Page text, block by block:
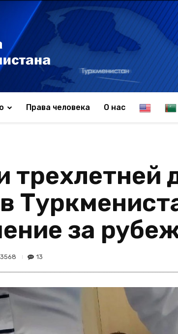
Права человека О нас E
g
l
i
h
T
трехлетней
за
3568 13